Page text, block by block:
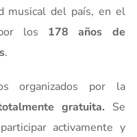
musical del país, en el
los 178 años de
.
organizados por la
gratuita. Se
activamente y